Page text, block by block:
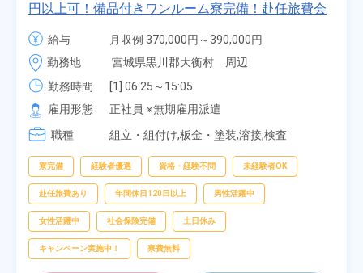
円以上可！備品付きワンルーム寮完備！赴任旅費会
社負担★人気の土日休み！昇給＆業績賞与あり！
車・バイク通勤可！無料駐車場あり！カップルでの
応募OK★《宮城県大衡村》
給与
月収例 370,000円～390,000円
時給 1,700円～1,700円
勤務地
宮城県黒川郡大衡村　周辺
勤務時間
[1] 06:25～15:05
[2] 16:00～00:40
[3] 16:30～01:10
[4] 08:00～16:40
雇用形態
正社員 ※無期雇用派遣
職種
組立・組付け,板金・塗装,溶接,検査
寮完備 経験者優遇 資格・経験不問 未経験者OK
赴任旅費あり 年間休日120日以上 男性活躍中
女性活躍中 社会保険完備 土日休み
キャンペーン実施中！ 寮費無料